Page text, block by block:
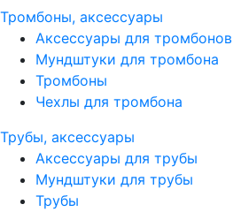
Тромбоны, аксессуары
Аксессуары для тромбонов
Мундштуки для тромбона
Тромбоны
Чехлы для тромбона
Трубы, аксессуары
Аксессуары для трубы
Мундштуки для трубы
Трубы